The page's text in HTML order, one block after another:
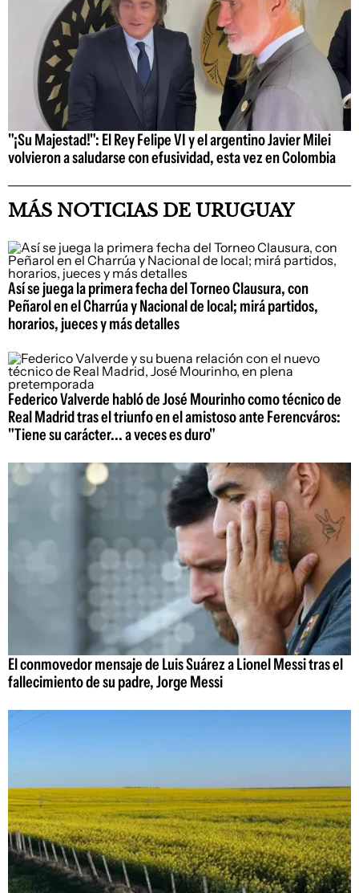
"¡Su Majestad!": El Rey Felipe VI y el argentino Javier Milei
volvieron a saludarse con efusividad, esta vez en Colombia
MÁS NOTICIAS DE URUGUAY
Así se juega la primera fecha del Torneo Clausura, con
Peñarol en el Charrúa y Nacional de local; mirá partidos,
horarios, jueces y más detalles
Federico Valverde habló de José Mourinho como técnico de
Real Madrid tras el triunfo en el amistoso ante Ferencváros:
"Tiene su carácter... a veces es duro"
El conmovedor mensaje de Luis Suárez a Lionel Messi tras el
fallecimiento de su padre, Jorge Messi